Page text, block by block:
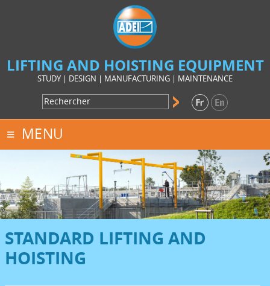
LIFTING AND HOISTING EQUIPMENT
STUDY | DESIGN | MANUFACTURING | MAINTENANCE
MENU
STANDARD LIFTING AND
HOISTING